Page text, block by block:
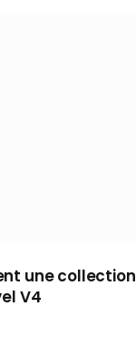
une collection
V4